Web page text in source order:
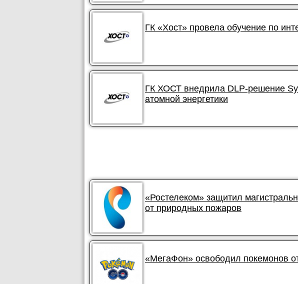
ГК «Хост» провела обучение по
ГК ХОСТ внедрила DLP-решение
атомной энергетики
«Ростелеком» защитил
от природных пожаров
«МегаФон» освободил покемонов